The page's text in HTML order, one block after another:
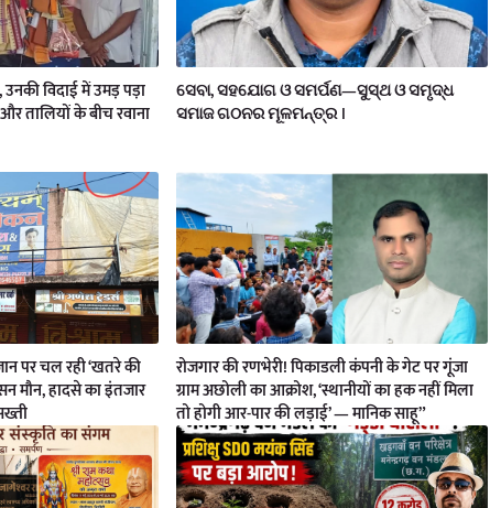
उनकी विदाई में उमड़ पड़ा
के बीच रवाना
ସେବା, ସହଯୋଗ ଓ ସମର୍ପଣ—ସୁସ୍ଥ ଓ ସମୃଦ୍ଧ
ସମାଜ ଗଠନର ମୂଳମନ୍ତ୍ର ।
पर चल रही ‘खतरे की
मौन, हादसे का इंतजार
रोजगार की रणभेरी! पिकाडली कंपनी के गेट पर गूंजा
ग्राम अछोली का आक्रोश, ‘स्थानीयों का हक नहीं मिला
तो होगी आर-पार की लड़ाई’ — मानिक साहू”